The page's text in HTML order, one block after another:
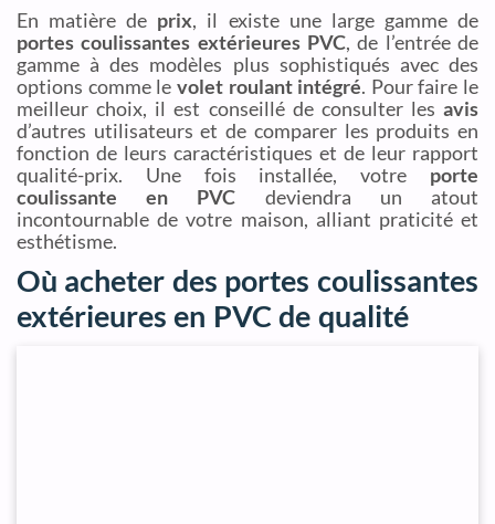
En matière de prix, il existe une large gamme de
portes coulissantes extérieures PVC, de l’entrée de
gamme à des modèles plus sophistiqués avec des
options comme le volet roulant intégré. Pour faire le
meilleur choix, il est conseillé de consulter les avis
d’autres utilisateurs et de comparer les produits en
fonction de leurs caractéristiques et de leur rapport
qualité-prix. Une fois installée, votre porte
coulissante en PVC deviendra un atout
incontournable de votre maison, alliant praticité et
esthétisme.
Où acheter des portes coulissantes
extérieures en PVC de qualité